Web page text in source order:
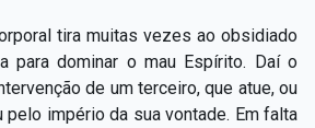
tira muitas vezes ao obsidiado
para dominar o mau Espírito. Daí o
de um terceiro, que atue, ou
pelo império da sua vontade. Em falta